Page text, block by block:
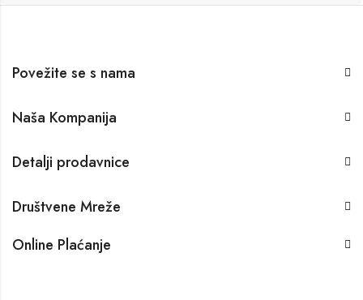
Povežite se s nama
Naša Kompanija
Detalji prodavnice
Društvene Mreže
Online Plaćanje